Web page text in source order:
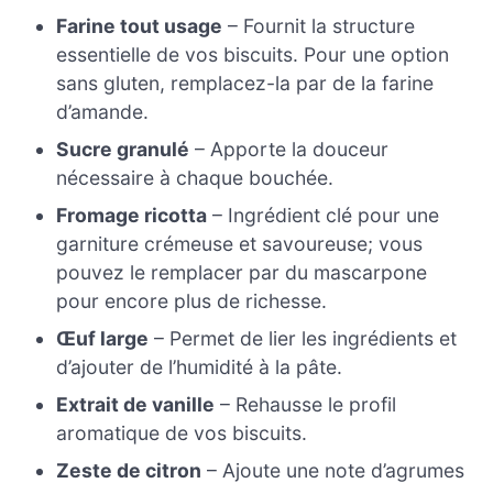
Farine tout usage – Fournit la structure
essentielle de vos biscuits. Pour une option
sans gluten, remplacez-la par de la farine
d’amande.
Sucre granulé – Apporte la douceur
nécessaire à chaque bouchée.
Fromage ricotta – Ingrédient clé pour une
garniture crémeuse et savoureuse; vous
pouvez le remplacer par du mascarpone
pour encore plus de richesse.
Œuf large – Permet de lier les ingrédients et
d’ajouter de l’humidité à la pâte.
Extrait de vanille – Rehausse le profil
aromatique de vos biscuits.
Zeste de citron – Ajoute une note d’agrumes